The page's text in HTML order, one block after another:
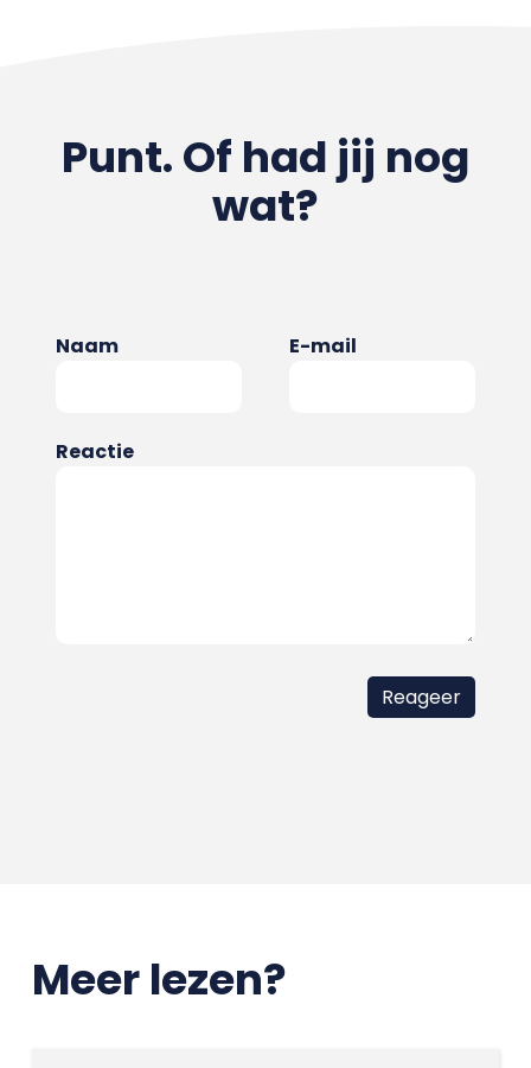
Punt. Of had jij nog
wat?
Naam E-mail
Reactie
Meer lezen?